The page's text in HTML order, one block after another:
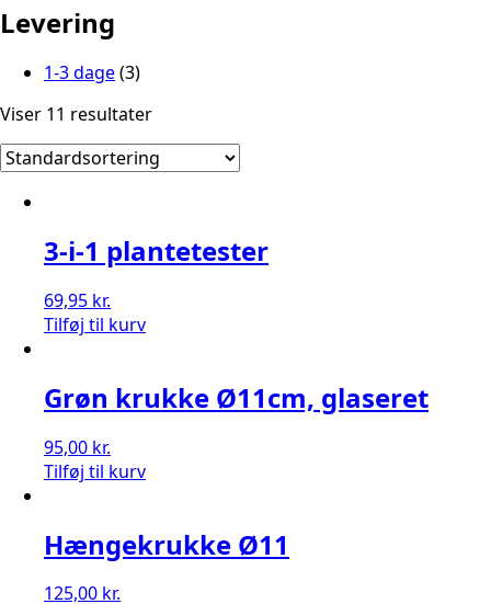
Levering
1-3 dage(3)
Viser 11 resultater
3-i-1 plantetester
69,95 kr.
Tilføj til kurv
Grøn krukke Ø11cm, glaseret
95,00 kr.
Tilføj til kurv
Hængekrukke Ø11
125,00 kr.